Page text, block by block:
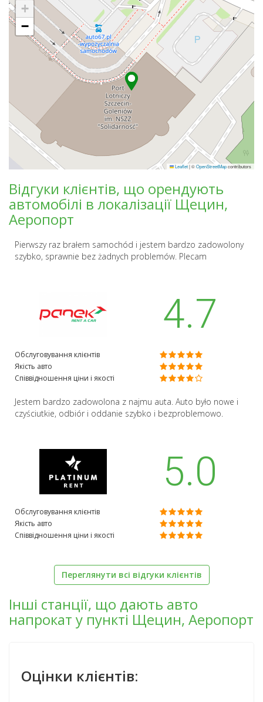
+
−
Leaflet|©OpenStreetMapcontributors
Відгуки клієнтів, що орендують
автомобілі в локалізації Щецин,
Аеропорт
Pierwszy raz brałem samochód i jestem bardzo zadowolony
szybko, sprawnie bez żadnych problemów. Plecam
4.7
Обслуговування клієнтів
Якість авто
Співвідношення ціни і якості
Jestem bardzo zadowolona z najmu auta. Auto było nowe i
czyściutkie, odbiór i oddanie szybko i bezproblemowo.
5.0
Обслуговування клієнтів
Якість авто
Співвідношення ціни і якості
Переглянути всі відгуки клієнтів
Інші станції, що дають авто
напрокат у пункті Щецин, Аеропорт
Оцінки клієнтів: